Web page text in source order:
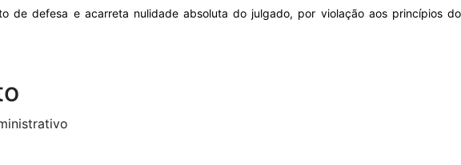
de defesa e acarreta nulidade absoluta do julgado, por violação aos princípios do